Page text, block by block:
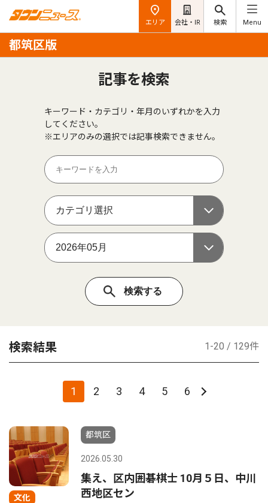
エリア 会社・IR 検索 Menu
都筑区版
記事を検索
キーワード・カテゴリ・年月のいずれかを入力
してください。
※エリアのみの選択では記事検索できません。
検索結果 1-20 / 129件
1 2 3 4 5 6
文化
都筑区
2026.05.30
集え、区内囲碁棋士 10月５日、中川
西地区セン